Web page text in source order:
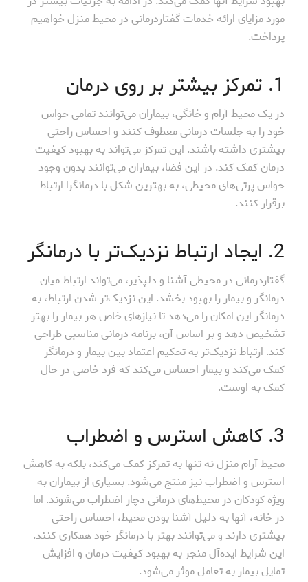
مورد مزایای ارائه خدمات گفتاردرمانی در محیط منزل خواهیم
پرداخت.
1. تمرکز بیشتر بر روی درمان
در یک محیط آرام و خانگی، بیماران می‌توانند تمامی حواس
خود را به جلسات درمانی معطوف کنند و احساس راحتی
بیشتری داشته باشند. این تمرکز می‌تواند به بهبود کیفیت
درمان کمک کند. در این فضا، بیماران می‌توانند بدون وجود
حواس پرتی‌های محیطی، به بهترین شکل با درمانگرا ارتباط
برقرار کنند.
2. ایجاد ارتباط نزدیک‌تر با درمانگر
گفتاردرمانی در محیطی آشنا و دلپذیر، می‌تواند ارتباط میان
درمانگر و بیمار را بهبود بخشد. این نزدیک‌تر شدن ارتباط، به
درمانگر این امکان را می‌دهد تا نیازهای خاص هر بیمار را بهتر
تشخیص دهد و بر اساس آن، برنامه درمانی مناسبی طراحی
کند. ارتباط نزدیک‌تر به تحکیم اعتماد بین بیمار و درمانگر
کمک می‌کند و بیمار احساس می‌کند که فرد خاصی در حال
کمک به اوست.
3. کاهش استرس و اضطراب
محیط آرام منزل نه تنها به تمرکز کمک می‌کند، بلکه به کاهش
استرس و اضطراب نیز منتج می‌شود. بسیاری از بیماران به
ویژه کودکان در محیط‌های درمانی دچار اضطراب می‌شوند. اما
در خانه، آنها به دلیل آشنا بودن محیط، احساس راحتی
بیشتری دارند و می‌توانند بهتر با درمانگر خود همکاری کنند.
این شرایط ایده‌آل منجر به بهبود کیفیت درمان و افزایش
تمایل بیمار به تعامل موثر می‌شود.